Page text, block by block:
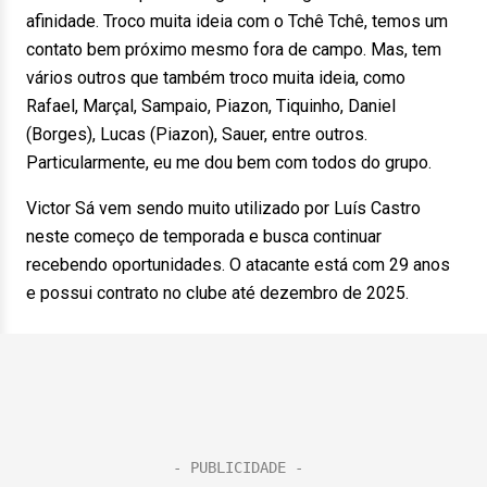
afinidade. Troco muita ideia com o Tchê Tchê, temos um
contato bem próximo mesmo fora de campo. Mas, tem
vários outros que também troco muita ideia, como
Rafael, Marçal, Sampaio, Piazon, Tiquinho, Daniel
(Borges), Lucas (Piazon), Sauer, entre outros.
Particularmente, eu me dou bem com todos do grupo.
Victor Sá vem sendo muito utilizado por Luís Castro
neste começo de temporada e busca continuar
recebendo oportunidades. O atacante está com 29 anos
e possui contrato no clube até dezembro de 2025.